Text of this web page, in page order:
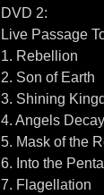
DVD 2:
Live Passage
1. Rebellion
2. Son of Earth
3. Shining
4. Angels Decay
5. Mask of the
6. Into the
7. Flagellation